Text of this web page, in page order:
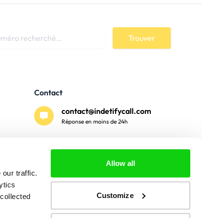
our traffic.
Allow all
Customize
Trouver
Contact
contact@indetifycall.com
Réponse en moins de 24h
Paiement sécurisé